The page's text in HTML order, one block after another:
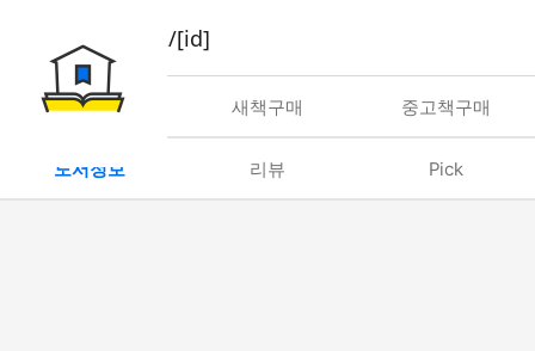
book/rent/[id]
대여 새책구매 중고책구매
도서정보 리뷰 Pick